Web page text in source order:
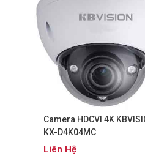
Camera HDCVI 4K
KX-D4K04MC
Liên Hệ